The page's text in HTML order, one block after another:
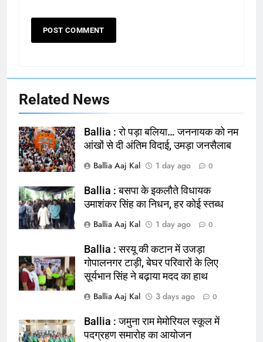
164
Ballia : न्याय की मांग: सड़क पर उतरे
NATIONAL बलिया
Related News
Ballia : रो पड़ा बलिया… जननायक को नम
आंखों से दी अंतिम विदाई, उमड़ा जनसैलाब
Ballia Aaj Kal
1 day ago 0
Ballia : बसपा के इकलौते विधायक
उमाशंकर सिंह का निधन, हर कोई स्तब्ध
Ballia Aaj Kal
1 day ago 0
Ballia : सरयू की कटान में उजड़ा
गोपालनगर टाड़ी, बेघर परिवारों के लिए
सूर्यभान सिंह ने बढ़ाया मदद का हाथ
Ballia Aaj Kal
3 days ago 0
Ballia : जमुना राम मेमोरियल स्कूल में
पदग्रहण समारोह का आयोजन